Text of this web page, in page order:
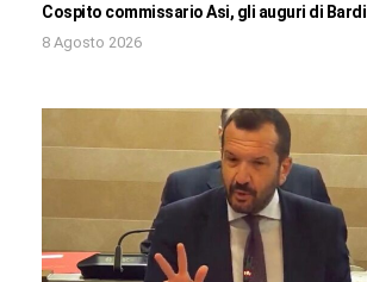
Cospito commissario Asi, gli auguri di Bardi
8 Agosto 2026